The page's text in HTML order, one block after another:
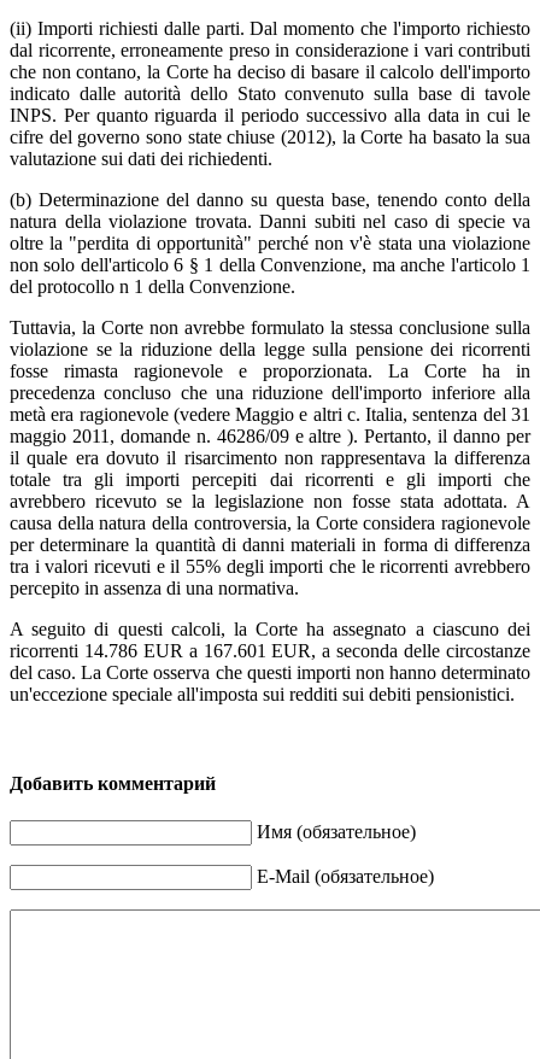
(ii) Importi richiesti dalle parti. Dal momento che l'importo richiesto
dal ricorrente, erroneamente preso in considerazione i vari contributi
che non contano, la Corte ha deciso di basare il calcolo dell'importo
indicato dalle autorità dello Stato convenuto sulla base di tavole
INPS. Per quanto riguarda il periodo successivo alla data in cui le
cifre del governo sono state chiuse (2012), la Corte ha basato la sua
valutazione sui dati dei richiedenti.
(b) Determinazione del danno su questa base, tenendo conto della
natura della violazione trovata. Danni subiti nel caso di specie va
oltre la "perdita di opportunità" perché non v'è stata una violazione
non solo dell'articolo 6 § 1 della Convenzione, ma anche l'articolo 1
del protocollo n 1 della Convenzione.
Tuttavia, la Corte non avrebbe formulato la stessa conclusione sulla
violazione se la riduzione della legge sulla pensione dei ricorrenti
fosse rimasta ragionevole e proporzionata. La Corte ha in
precedenza concluso che una riduzione dell'importo inferiore alla
metà era ragionevole (vedere Maggio e altri c. Italia, sentenza del 31
maggio 2011, domande n. 46286/09 e altre ). Pertanto, il danno per
il quale era dovuto il risarcimento non rappresentava la differenza
totale tra gli importi percepiti dai ricorrenti e gli importi che
avrebbero ricevuto se la legislazione non fosse stata adottata. A
causa della natura della controversia, la Corte considera ragionevole
per determinare la quantità di danni materiali in forma di differenza
tra i valori ricevuti e il 55% degli importi che le ricorrenti avrebbero
percepito in assenza di una normativa.
A seguito di questi calcoli, la Corte ha assegnato a ciascuno dei
ricorrenti 14.786 EUR a 167.601 EUR, a seconda delle circostanze
del caso. La Corte osserva che questi importi non hanno determinato
un'eccezione speciale all'imposta sui redditi sui debiti pensionistici.
Добавить комментарий
Имя (обязательное)
E-Mail (обязательное)